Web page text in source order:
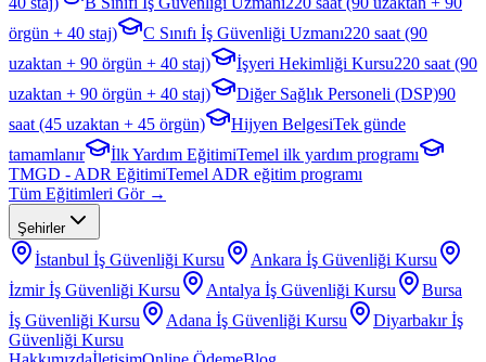
örgün + 40 staj)
C Sınıfı İş Güvenliği Uzmanı220 saat (90
uzaktan + 90 örgün + 40 staj)
İşyeri Hekimliği Kursu220 saat (90
uzaktan + 90 örgün + 40 staj)
Diğer Sağlık Personeli (DSP)90
saat (45 uzaktan + 45 örgün)
Hijyen BelgesiTek günde
tamamlanır
İlk Yardım EğitimiTemel ilk yardım programı
TMGD - ADR EğitimiTemel ADR eğitim programı
Tüm Eğitimleri Gör →
Şehirler
İstanbul İş Güvenliği Kursu Ankara İş Güvenliği Kursu
İzmirİş Güvenliği Kursu Antalya İş Güvenliği Kursu
Bursa
İş Güvenliği Kursu
Adana İş Güvenliği Kursu Diyarbakırİş
Güvenliği Kursu